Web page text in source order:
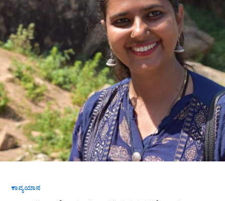
ಕಾವ್ಯಯಾನ
ಕವಿತೆ-
ನಾವು
ಭಾರತೀಯರು